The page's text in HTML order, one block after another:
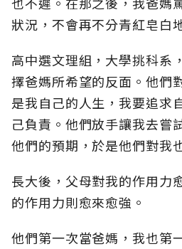
狀況，不會再不分青紅皂白
高中選文理組，大學挑科系
擇爸媽所希望的反面。他們
是我自己的人生，我要追求
己負責。他們放手讓我去嘗
他們的預期，於是他們對我
長大後，父母對我的作用力
的作用力則愈來愈強。
他們第一次當爸媽，我也第